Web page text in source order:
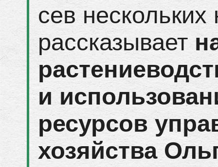
сев
рассказывает
и
ресурсов
хозяйства